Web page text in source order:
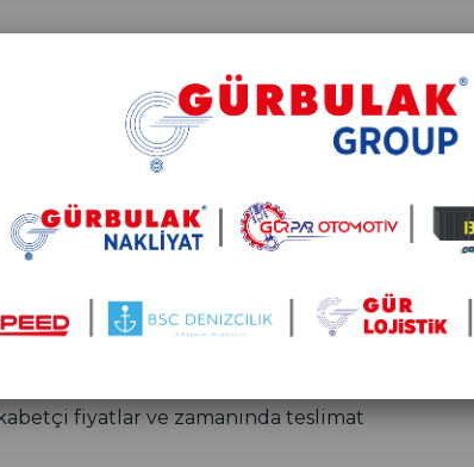
acente ağımız ve bölgesel çözüm
lojistik destek zinciri sunmaktayız.
fiyatlar ve zamanında teslimat